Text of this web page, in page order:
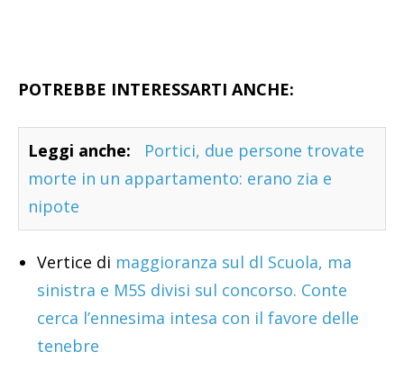
POTREBBE INTERESSARTI ANCHE:
Leggi anche:
Portici, due persone trovate
morte in un appartamento: erano zia e
nipote
Vertice di maggioranza sul dl Scuola, ma
sinistra e M5S divisi sul concorso. Conte
cerca l’ennesima intesa con il favore delle
tenebre